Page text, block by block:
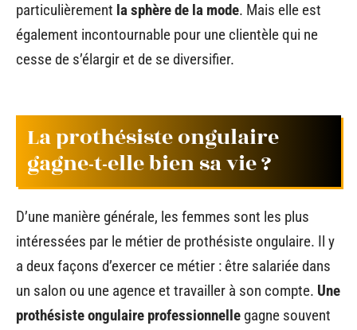
particulièrement la sphère de la mode. Mais elle est
également incontournable pour une clientèle qui ne
cesse de s’élargir et de se diversifier.
La prothésiste ongulaire
gagne-t-elle bien sa vie ?
D’une manière générale, les femmes sont les plus
intéressées par le métier de prothésiste ongulaire. Il y
a deux façons d’exercer ce métier : être salariée dans
un salon ou une agence et travailler à son compte. Une
prothésiste ongulaire professionnelle gagne souvent